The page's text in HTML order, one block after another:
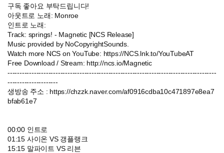
구독 좋아요 부탁드립니다!
아웃트로 노래: Monroe
인트로 노래:
Track: springs! - Magnetic [NCS Release]
Music provided by NoCopyrightSounds.
Watch more NCS on YouTube: https://NCS.lnk.to/YouTubeAT
Free Download / Stream: http://ncs.io/Magnetic
---------------------------------------------------------------------------------------
---------------------
생방송 주소 : https://chzzk.naver.com/af0916cdba10c471897e8ea7
bfab61e7
00:00 인트로
01:15 사이온 VS 갱플랭크
15:15 말파이트 VS 리븐